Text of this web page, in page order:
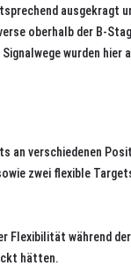
oberhalb der B-
wurden
an verschiedenen
zwei flexible
Flexibilität während
hätten.